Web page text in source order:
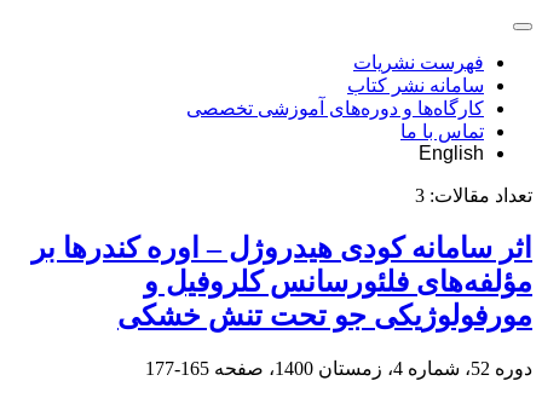
فهرست نشریات
سامانه نشر کتاب
کارگاه‌ها و دوره‌های آموزشی تخصصی
تماس با ما
English
تعداد مقالات: 3
اثر سامانه کودی هیدروژل – اوره کندرها بر
مؤلفه‌های فلئورسانس کلروفیل و
مورفولوژیکی جو تحت تنش خشکی
دوره 52، شماره 4، زمستان 1400، صفحه 165-177